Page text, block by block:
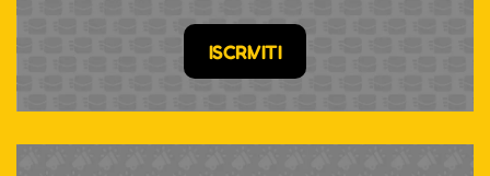
ISCRIVITI